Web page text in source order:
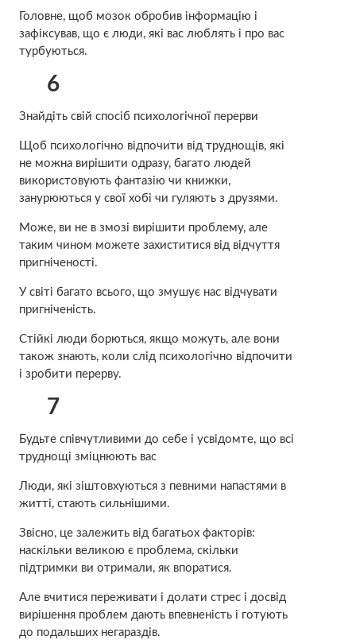
Головне, щоб мозок обробив інформацію і
зафіксував, що є люди, які вас люблять і про вас
турбуються.
6
Знайдіть свій спосіб психологічної перерви
Щоб психологічно відпочити від труднощів, які
не можна вирішити одразу, багато людей
використовують фантазію чи книжки,
занурюються у свої хобі чи гуляють з друзями.
Може, ви не в змозі вирішити проблему, але
таким чином можете захиститися від відчуття
пригніченості.
У світі багато всього, що змушує нас відчувати
пригніченість.
Стійкі люди борються, якщо можуть, але вони
також знають, коли слід психологічно відпочити
і зробити перерву.
7
Будьте співчутливими до себе і усвідомте, що всі
труднощі зміцнюють вас
Люди, які зіштовхуються з певними напастями в
житті, стають сильнішими.
Звісно, це залежить від багатьох факторів:
наскільки великою є проблема, скільки
підтримки ви отримали, як впоратися.
Але вчитися переживати і долати стрес і досвід
вирішення проблем дають впевненість і готують
до подальших негараздів.